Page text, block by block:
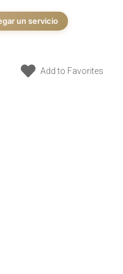
un servicio
Add to Favorites